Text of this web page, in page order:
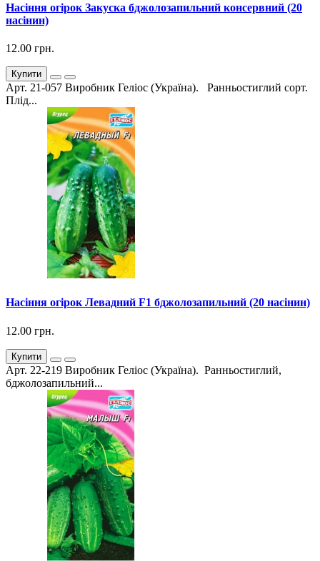
Насіння огірок Закуска бджолозапильний консервний (20
насінин)
12.00 грн.
Купити
Арт. 21-057 Виробник Геліос (Україна). Ранньостиглий сорт.
Плід...
Насіння огірок Левадний F1 бджолозапильний (20 насінин)
12.00 грн.
Купити
Арт. 22-219 Виробник Геліос (Україна). Ранньостиглий,
бджолозапильний...